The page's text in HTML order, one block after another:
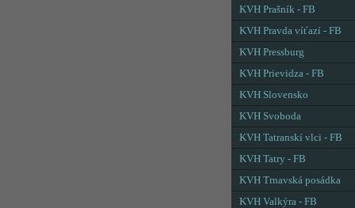
KVH Prašník - FB
KVH Pravda víťazí - FB
KVH Pressburg
KVH Prievidza - FB
KVH Slovensko
KVH Svoboda
KVH Tatranskí vlci - FB
KVH Tatry - FB
KVH Trnavská posádka
KVH Valkýra - FB